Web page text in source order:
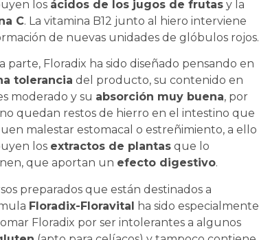
los ácidos de los jugos de frutas y la
C. La vitamina B12 junto al hiero interviene
de nuevas unidades de glóbulos rojos.
parte, Floradix ha sido diseñado pensando en
tolerancia del producto, su contenido en
moderado y su absorción muy buena, por
quedan restos de hierro en el intestino que
malestar estomacal o estreñimiento, a ello
los extractos de plantas que lo
que aportan un efecto digestivo.
preparados que están destinados a
Floradix-Floravital ha sido especialmente
Floradix por ser intolerantes a algunos